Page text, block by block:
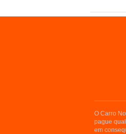
O Carro
pague
em